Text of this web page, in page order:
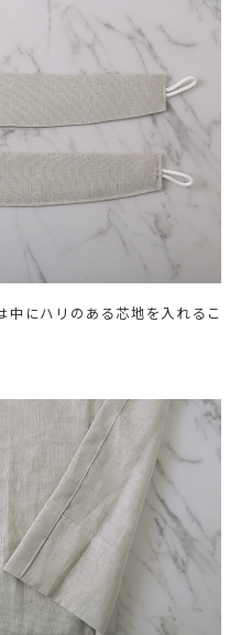
中にハリのある芯地を入れるこ